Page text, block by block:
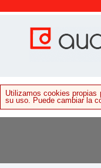
Utilizamos cookies propias
su uso. Puede cambiar la